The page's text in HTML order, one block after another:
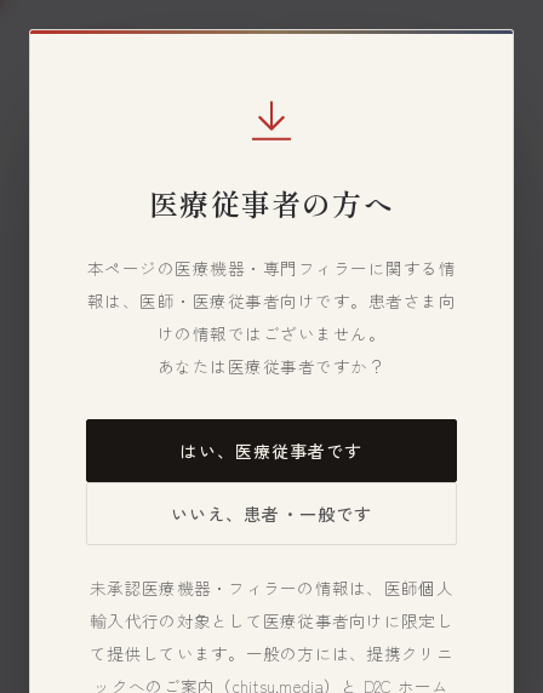
医療従事者の方へ
本ページの医療機器・専門フィラーに関する情
報は、医師・医療従事者向けです。患者さま向
けの情報ではございません。
あなたは医療従事者ですか？
はい、医療従事者です
いいえ、患者・一般です
未承認医療機器・フィラーの情報は、医師個人
輸入代行の対象として医療従事者向けに限定し
て提供しています。一般の方には、提携クリニ
ックへのご案内（chitsu.media）と D2C ホーム